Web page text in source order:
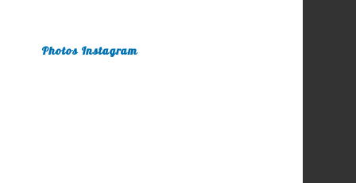
Photos Instagram